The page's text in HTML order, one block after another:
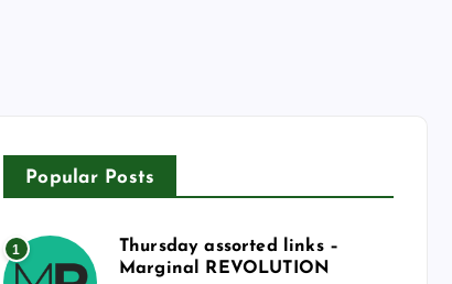
Popular Posts
1
Thursday assorted links –
Marginal REVOLUTION